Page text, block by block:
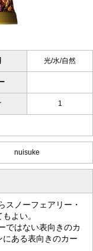
光/水/自然
1
nuisuke
スノーフェアリー・
よい。
ではない表向きのカ
ある表向きのカー